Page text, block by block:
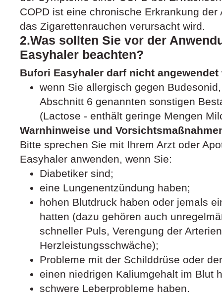
COPD ist eine chronische Erkrankung
das Zigarettenrauchen verursacht wird.
2.Was sollten Sie vor der
Easyhaler beachten?
Bufori Easyhaler darf nicht angewendet
wenn Sie allergisch gegen
Abschnitt 6 genannten sonstigen
(Lactose - enthält geringe Mengen
Warnhinweise und
Bitte sprechen Sie mit Ihrem Arzt oder
Easyhaler anwenden, wenn Sie:
Diabetiker sind;
eine Lungenentzündung haben;
hohen Blutdruck haben oder jemals
hatten (dazu gehören auch
schneller Puls, Verengung der
Herzleistungsschwäche);
Probleme mit der Schilddrüse oder
einen niedrigen Kaliumgehalt im Blut
schwere Leberprobleme haben.